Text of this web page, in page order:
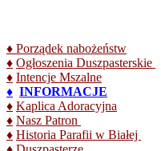
♦ Porządek nabożeństw
♦ Ogłoszenia Duszpasterskie
♦ Intencje Mszalne
♦ INFORMACJE
♦ Kaplica Adoracyjna
♦ Nasz Patron
♦ Historia Parafii w Białej